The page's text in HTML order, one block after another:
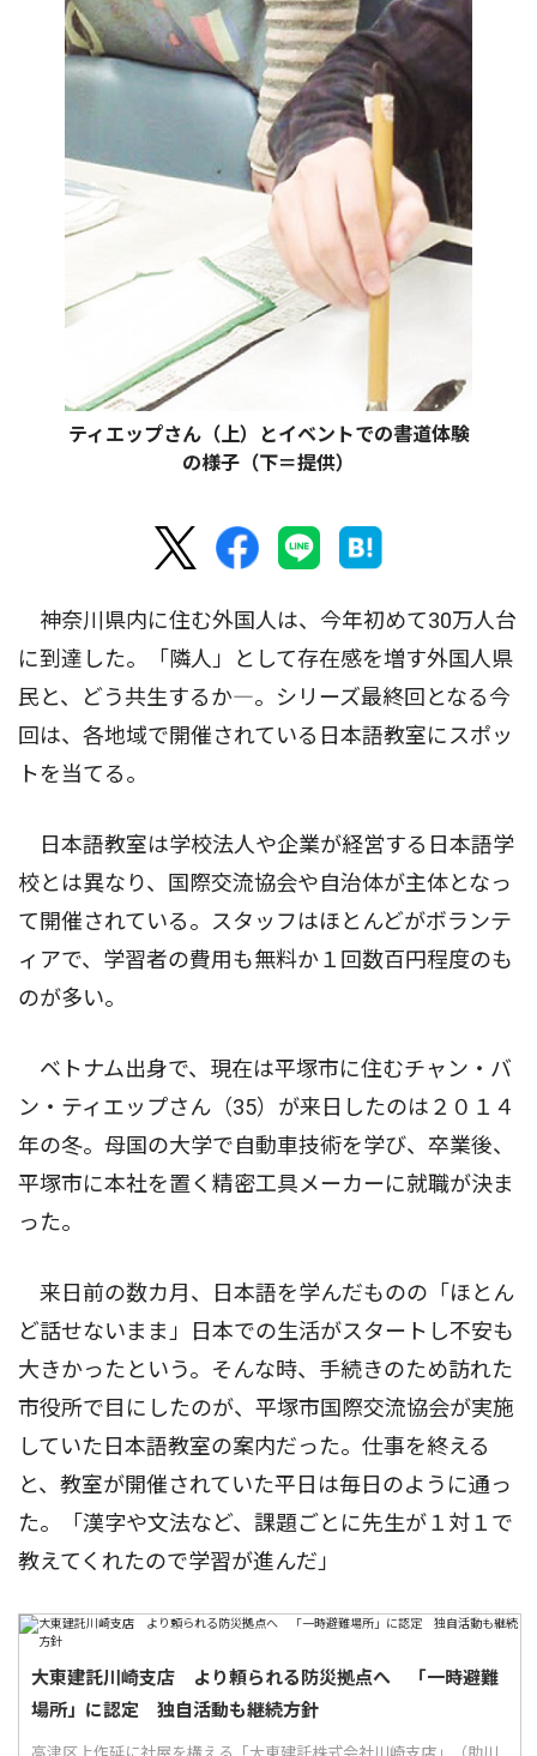
ティエップさん（上）とイベントでの書道体験
の様子（下＝提供）
神奈川県内に住む外国人は、今年初めて30万人台
に到達した。「隣人」として存在感を増す外国人県
民と、どう共生するか―。シリーズ最終回となる今
回は、各地域で開催されている日本語教室にスポッ
トを当てる。
日本語教室は学校法人や企業が経営する日本語学
校とは異なり、国際交流協会や自治体が主体となっ
て開催されている。スタッフはほとんどがボランテ
ィアで、学習者の費用も無料か１回数百円程度のも
のが多い。
ベトナム出身で、現在は平塚市に住むチャン・バ
ン・ティエップさん（35）が来日したのは２０１４
年の冬。母国の大学で自動車技術を学び、卒業後、
平塚市に本社を置く精密工具メーカーに就職が決ま
った。
来日前の数カ月、日本語を学んだものの「ほとん
ど話せないまま」日本での生活がスタートし不安も
大きかったという。そんな時、手続きのため訪れた
市役所で目にしたのが、平塚市国際交流協会が実施
していた日本語教室の案内だった。仕事を終える
と、教室が開催されていた平日は毎日のように通っ
た。「漢字や文法など、課題ごとに先生が１対１で
教えてくれたので学習が進んだ」
大東建託川崎支店 より頼られる防災拠点へ 「一時避難
場所」に認定 独自活動も継続方針